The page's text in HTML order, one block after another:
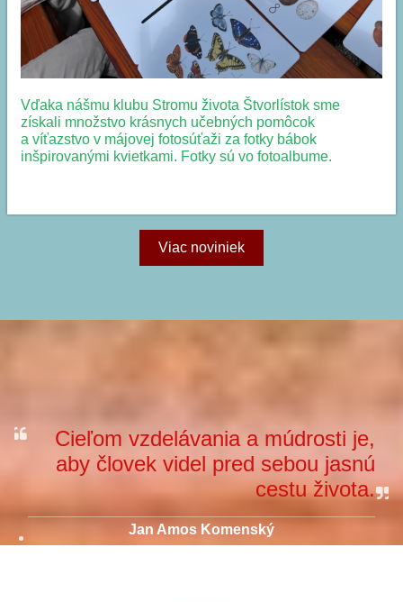
Vďaka nášmu klubu Stromu života Štvorlístok sme
získali množstvo krásnych učebných pomôcok
a víťazstvo v májovej fotosúťaži za fotky bábok
inšpirovanými kvietkami. Fotky sú vo fotoalbume.
Viac noviniek
Cieľom vzdelávania a múdrosti je,
aby človek videl pred sebou jasnú
cestu života.
Jan Amos Komenský